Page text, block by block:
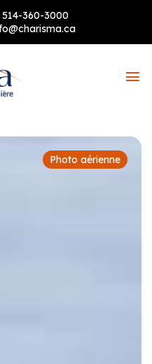
514-360-3000
Photo aérienne